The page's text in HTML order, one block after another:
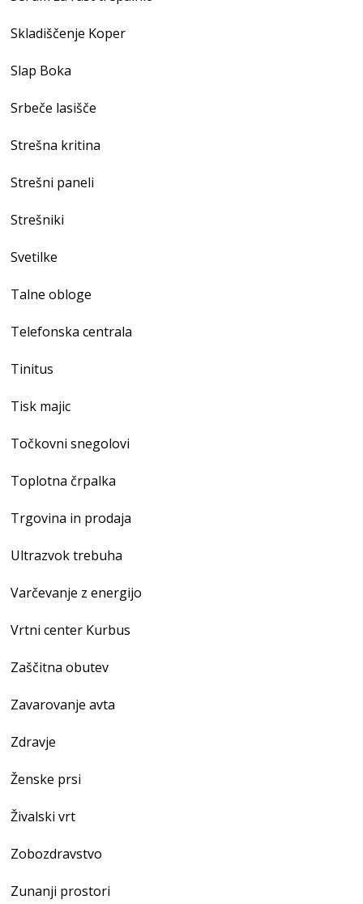
Skladiščenje Koper
Slap Boka
Srbeče lasišče
Strešna kritina
Strešni paneli
Strešniki
Svetilke
Talne obloge
Telefonska centrala
Tinitus
Tisk majic
Točkovni snegolovi
Toplotna črpalka
Trgovina in prodaja
Ultrazvok trebuha
Varčevanje z energijo
Vrtni center Kurbus
Zaščitna obutev
Zavarovanje avta
Zdravje
Ženske prsi
Živalski vrt
Zobozdravstvo
Zunanji prostori